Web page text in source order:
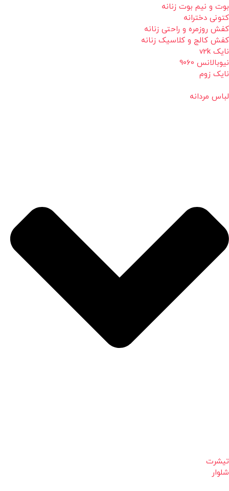
بوت و نیم بوت زنانه
کتونی دخترانه
کفش روزمره و راحتی زنانه
کفش کالج و کلاسیک زنانه
نایک v2k
نیوبالانس 9060
نایک زوم
لباس مردانه
تیشرت
شلوار